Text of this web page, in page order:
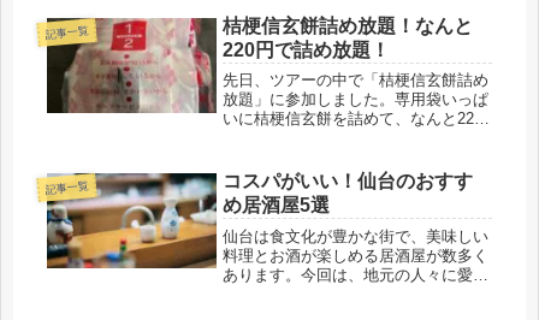
イフスタイルによって変わります。今
回は、看護学校と大学の看護科につい
て、...
記事一覧
桔梗信玄餅詰め放題！なんと
220円で詰め放題！
先日、ツアーの中で「桔梗信玄餅詰め
放題」に参加しました。専用袋いっぱ
いに桔梗信玄餅を詰めて、なんと220
れ、ワクワクしながら並んでいまし
た。実際に私自身は信玄餅を15個を詰
め...
記事一覧
コスパがいい！仙台のおすす
め居酒屋5選
仙台は食文化が豊かな街で、美味しい
料理とお酒が楽しめる居酒屋が数多く
あります。今回は、地元の人々に愛さ